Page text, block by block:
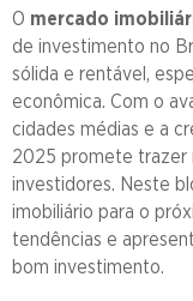
O mercado
de investimento no
sólida e rentável,
econômica. Com o
cidades médias e a
2025 promete trazer
investidores. Neste
imobiliário para o
tendências e
bom investimento.